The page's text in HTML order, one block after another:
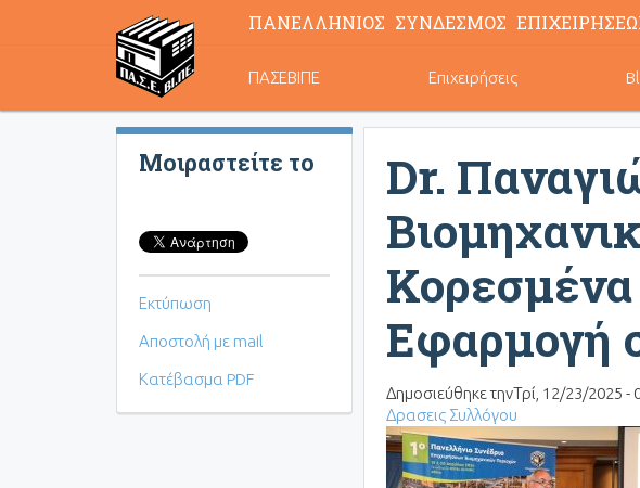
ΠΑΝΕΛΛΗΝΙΟΣ ΣΥΝΔΕΣΜΟΣ
Κεντρική
πλοήγηση
ΠΑΣΕΒΙΠΕ Επιχειρήσεις
Μοιραστείτε το
Εκτύπωση
Αποστολή με mail
Κατέβασμα PDF
Dr.
Κορεσμένα
Εφαρμογή
Δημοσιεύθηκε τηνΤρί, 12/23/2025 -
Δρασεις Συλλόγου